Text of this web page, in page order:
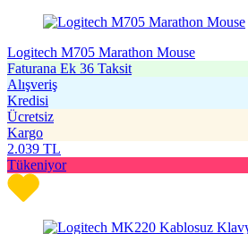
Logitech M705 Marathon Mouse
Faturana Ek 36 Taksit
Alışveriş
Kredisi
Ücretsiz
Kargo
2.039 TL
Tükeniyor